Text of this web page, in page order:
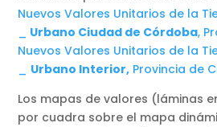
Nuevos Valores Unitarios de la
Urbano Ciudad de Córdoba,
Nuevos Valores Unitarios de la
Urbano Interior, Provincia de
Los mapas de valores (láminas
por cuadra sobre el mapa